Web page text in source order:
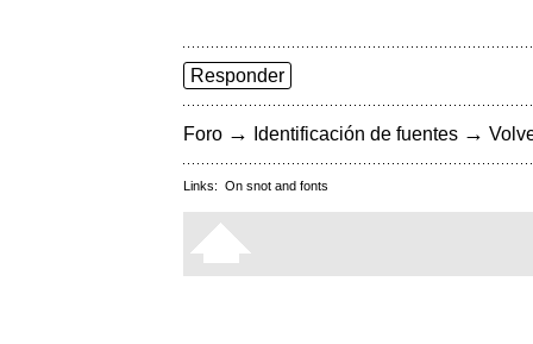
Responder
Foro → Identificación de fuentes →
Links: On snot and fonts